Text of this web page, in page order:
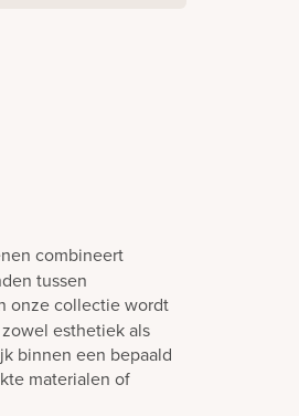
combineert
tussen
onze collectie wordt
esthetiek als
binnen een bepaald
materialen of